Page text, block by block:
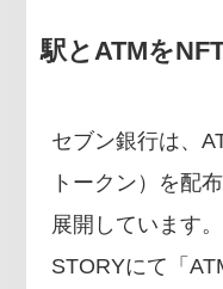
駅とATMを
セブン銀行は、
トークン）を配
展開しています
STORYにて「